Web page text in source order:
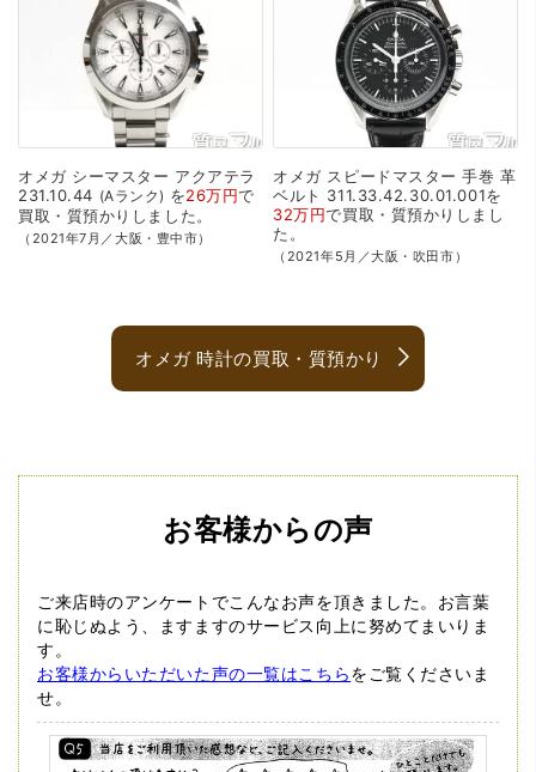
オメガ シーマスター アクアテラ
231.10.44
Aランク を26万円で
買取・質預かり しました。
（2021年7月／大阪・豊中市）
オメガ スピードマスター 手巻 革
ベルト 311.33.42.30.01.001を
32万円で買取・質預かり しまし
た。
（2021年5月／大阪・吹田市）
オメガ 時計の買取・質預かり
お客様からの声
ご来店時のアンケートでこんなお声を頂きました。 お言葉
に恥じぬよう、ますますのサービス向上に努めてまいりま
す。
お客様からいただいた声の一覧はこちらをご覧くださいま
せ。